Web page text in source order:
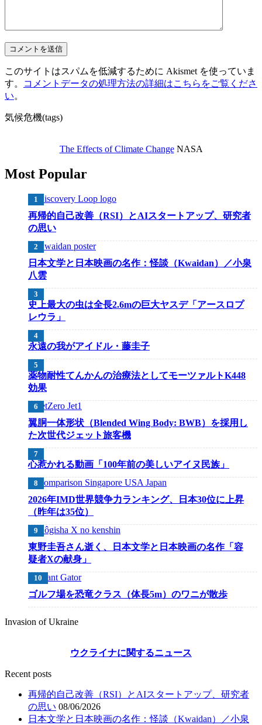
このサイトはスパムを低減するために Akismet を使っていま
す。
コメントデータの処理方法の詳細はこちらをご覧くださ
い。
気候危機(tags)
The Effects of Climate ChangeNASA
Most Popular
再帰的自己改善（RSI）とAIスタートアップ、研究者
の思い
日本文学と日本映画の名作：怪談（Kwaidan）／小泉
八雲
史上最大の虫は全長2.6mの巨大ヤスデ「アースロプ
レウラ」
永遠の我がアイドル・藤圭子
薬物耐性てんかんの治療法としてモーツァルトK448
効果
翼胴一体形状（Blended Wing Body: BWB）を採用し
た次世代ジェット旅客機
心惹かれる動画「100年前の美しいアイヌ民族」
2026年IMD世界競争力ランキング、日本30位に上昇
（昨年は35位）
東野圭吾さん逝く、日本文学と日本映画の名作「容
疑者Xの献身」
ゴルフ場を恐竜クラス（体長5m）のワニが散歩
Invasion of Ukraine
ウクライナに関するニュース
Recent posts
再帰的自己改善（RSI）とAIスタートアップ、研究者
の思い 08/06/2026
日本文学と日本映画の名作：怪談（Kwaidan）／小泉